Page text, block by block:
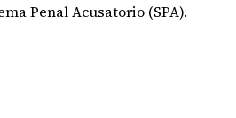
Penal Acusatorio (SPA).